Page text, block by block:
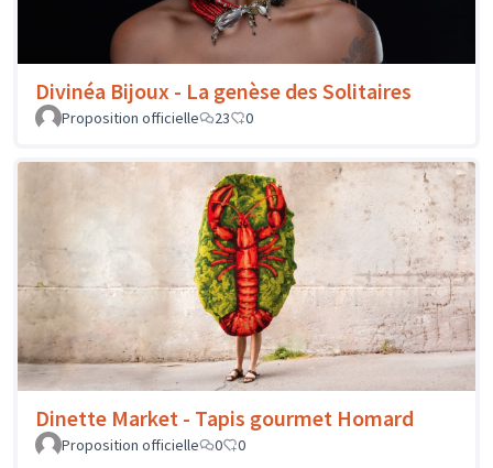
Divinéa Bijoux - La genèse des Solitaires
Proposition officielle 23 0
Dinette Market - Tapis gourmet Homard
Proposition officielle 0 0